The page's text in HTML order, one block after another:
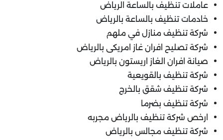
عاملات تنظيف بالساعة الرياض
خادمات تنظيف بالساعة بالرياض
شركة تنظيف منازل في ملهم
شركة تصليح افران غاز امريكى بالرياض
صيانة افران الغاز اريستون بالرياض
شركة تنظيف بالقويعية
شركة تنظيف شقق بالخرج
شركة تنظيف بضرما
ارخص شركة تنظيف بالرياض مجربه
شركة تنظيف مجالس بالرياض